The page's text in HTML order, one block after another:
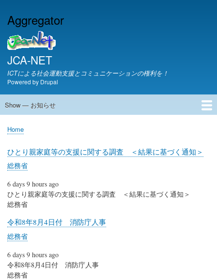
Aggregator
JCA-NET
ICTによる社会運動支援とコミュニケーションの権利を！
Powered by Drupal
お
ら
Show — お知らせ
JCA-NETからのお知らせ
Breadcrumb
Home
ひとり親家庭等の支援に関する調査 ＜結果に基づく通知＞
総務省
6 days 9 hours ago
ひとり親家庭等の支援に関する調査 ＜結果に基づく通知＞
総務省
令和8年8月4日付 消防庁人事
総務省
6 days 9 hours ago
令和8年8月4日付 消防庁人事
総務省